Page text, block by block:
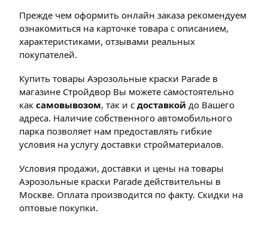
Прежде чем оформить онлайн заказа рекомендуем
ознакомиться на карточке товара с описанием,
характеристиками, отзывами реальных
покупателей.
Купить товары Аэрозольные краски Parade в
магазине Стройдвор Вы можете самостоятельно
как самовывозом, так и с доставкой до Вашего
адреса. Наличие собственного автомобильного
парка позволяет нам предоставлять гибкие
условия на услугу доставки стройматериалов.
Условия продажи, доставки и цены на товары
Аэрозольные краски Parade действительны в
Москве. Оплата производится по факту. Скидки на
оптовые покупки.